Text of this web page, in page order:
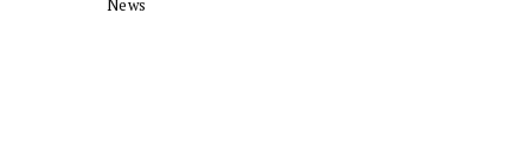
News